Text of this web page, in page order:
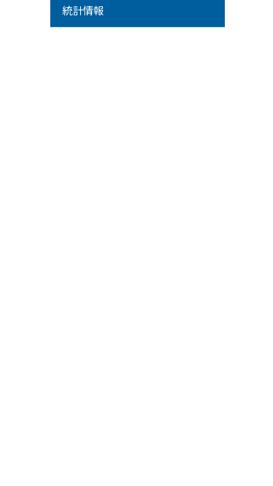
統計情報